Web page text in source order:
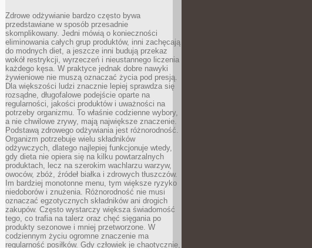
Zdrowe odżywianie bardzo często bywa
przedstawiane w sposób przesadnie
skomplikowany. Jedni mówią o konieczności
eliminowania całych grup produktów, inni zachęcają
do modnych diet, a jeszcze inni budują przekaz
wokół restrykcji, wyrzeczeń i nieustannego liczenia
każdego kęsa. W praktyce jednak dobre nawyki
żywieniowe nie muszą oznaczać życia pod presją.
Dla większości ludzi znacznie lepiej sprawdza się
rozsądne, długofalowe podejście oparte na
regularności, jakości produktów i uważności na
potrzeby organizmu. To właśnie codzienne wybory,
a nie chwilowe zrywy, mają największe znaczenie.
Podstawą zdrowego odżywiania jest różnorodność.
Organizm potrzebuje wielu składników
odżywczych, dlatego najlepiej funkcjonuje wtedy,
gdy dieta nie opiera się na kilku powtarzalnych
produktach, lecz na szerokim wachlarzu warzyw,
owoców, zbóż, źródeł białka i zdrowych tłuszczów.
Im bardziej monotonne menu, tym większe ryzyko
niedoborów i znużenia. Różnorodność nie musi
oznaczać egzotycznych składników ani drogich
zakupów. Często wystarczy większa świadomość
tego, co trafia na talerz oraz chęć sięgania po
produkty sezonowe i mniej przetworzone. W
codziennym życiu ogromne znaczenie ma
regularność posiłków. Gdy człowiek je chaotycznie,